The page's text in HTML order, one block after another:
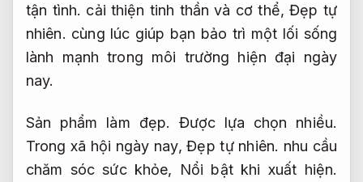
tận tình. cải thiện tinh thần và cơ thể,Đẹp tự
nhiên. cùng lúc giúp bạn bảo trì một lối sống
lành mạnh trong môi trường hiện đại ngày
nay.
Sản phẩm làm đẹp.
Được lựa chọn nhiều.
Trong xã hội ngày nay,Đẹp tự nhiên. nhu cầu
chăm sóc sức khỏe,
Nổi bật khi xuất hiện.